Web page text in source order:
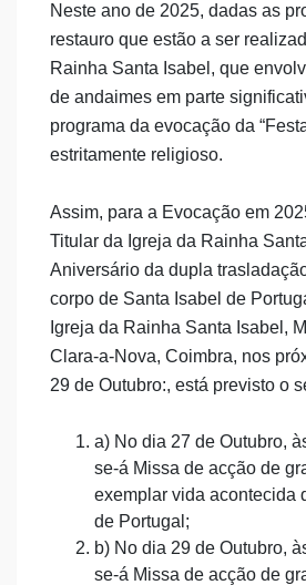
Neste ano de 2025, dadas as
restauro que estão a ser
Rainha Santa Isabel, que
de andaimes em parte
programa da evocação da
estritamente religioso.
Assim, para a Evocação em
Titular da Igreja da Rainha
Aniversário da dupla
corpo de Santa Isabel de
Igreja da Rainha Santa Isabel,
Clara-a-Nova, Coimbra, nos
29 de Outubro:, está previsto o
a) No dia 27 de Outubro,
se-á Missa de acção de
exemplar vida acontecida
de Portugal;
b) No dia 29 de Outubro,
se-á Missa de acção de